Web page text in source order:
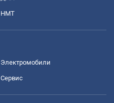
НМТ
Электромобили
Сервис